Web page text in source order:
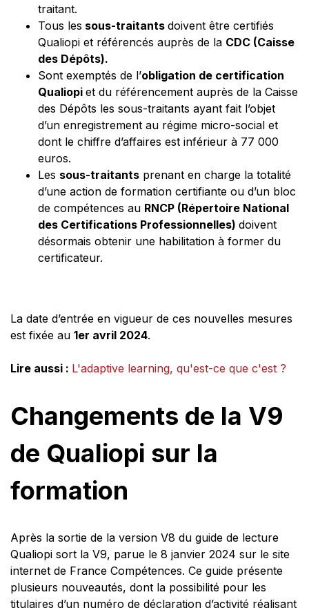
traitant.
Tous les sous-traitants doivent être certifiés
Qualiopi et référencés auprès de la CDC (Caisse
des Dépôts).
Sont exemptés de l’obligation de certification
Qualiopi et du référencement auprès de la Caisse
des Dépôts les sous-traitants ayant fait l’objet
d’un enregistrement au régime micro-social et
dont le chiffre d’affaires est inférieur à 77 000
euros.
Les sous-traitants prenant en charge la totalité
d’une action de formation certifiante ou d’un bloc
de compétences au RNCP (Répertoire National
des Certifications Professionnelles) doivent
désormais obtenir une habilitation à former du
certificateur.
La date d’entrée en vigueur de ces nouvelles mesures
est fixée au 1er avril 2024.
Lire aussi : L'adaptive learning, qu'est-ce que c'est ?
Changements de la V9
de Qualiopi sur la
formation
Après la sortie de la version V8 du guide de lecture
Qualiopi sort la V9, parue le 8 janvier 2024 sur le site
internet de France Compétences. Ce guide présente
plusieurs nouveautés, dont la possibilité pour les
titulaires d’un numéro de déclaration d’activité réalisant